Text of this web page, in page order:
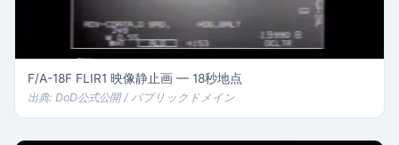
F/A-18F FLIR1 映像静止画 — 18秒地点
出典: DoD公式公開 / パブリックドメイン